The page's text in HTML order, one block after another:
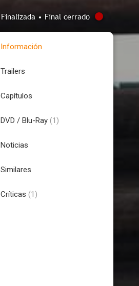
Finalizada • Final cerrado
Información
Trailers
Capítulos
DVD / Blu-Ray (1)
Noticias
Similares
Críticas (1)